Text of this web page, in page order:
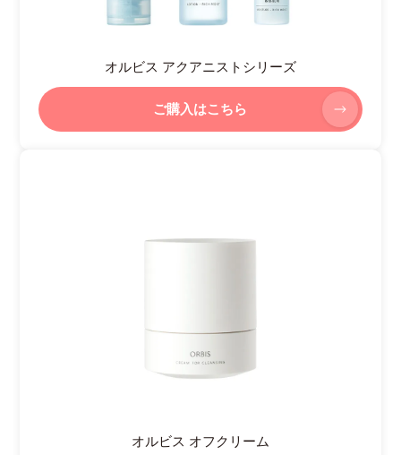
オルビス アクアニストシリーズ
ご購入はこちら
オルビス オフクリーム